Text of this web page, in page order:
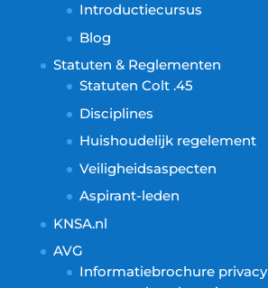
Introductiecursus
Blog
Statuten & Reglementen
Statuten Colt .45
Disciplines
Huishoudelijk regelement
Veiligheidsaspecten
Aspirant-leden
KNSA.nl
AVG
Informatiebrochure privacy